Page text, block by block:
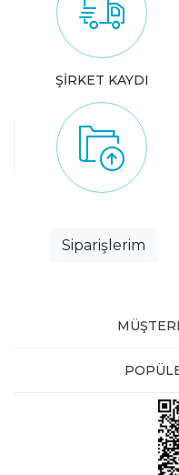
ŞİRKET KAYDI
Siparişlerim